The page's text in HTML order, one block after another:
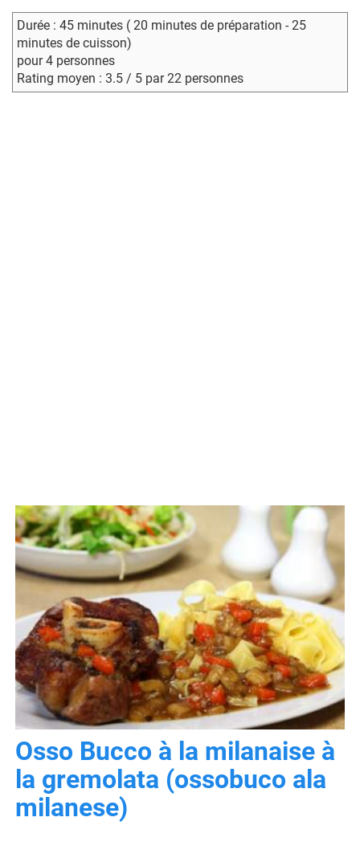
Durée : 45 minutes ( 20 minutes de préparation - 25
minutes de cuisson)
pour 4 personnes
Rating moyen : 3.5 / 5 par 22 personnes
Osso Bucco à la milanaise à
la gremolata (ossobuco ala
milanese)